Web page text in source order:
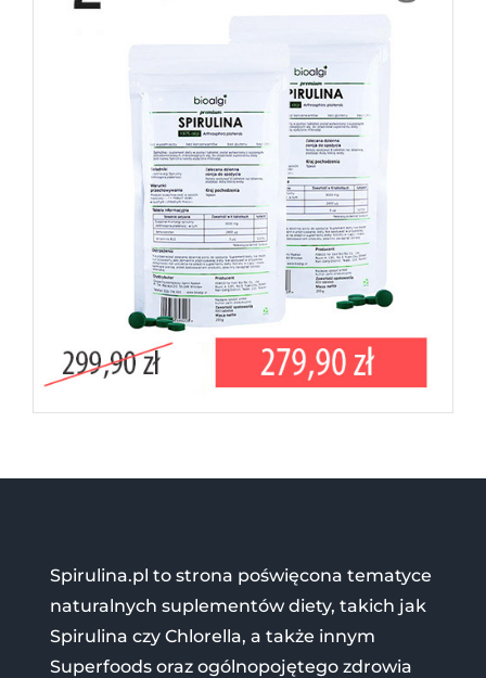
Spirulina.pl to strona poświęcona tematyce
naturalnych suplementów diety, takich jak
Spirulina czy Chlorella, a także innym
Superfoods oraz ogólnopojętego zdrowia